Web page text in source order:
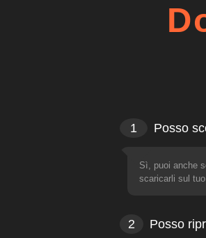
1 Posso
Sì, puoi anche
scaricarli sul
2 Posso